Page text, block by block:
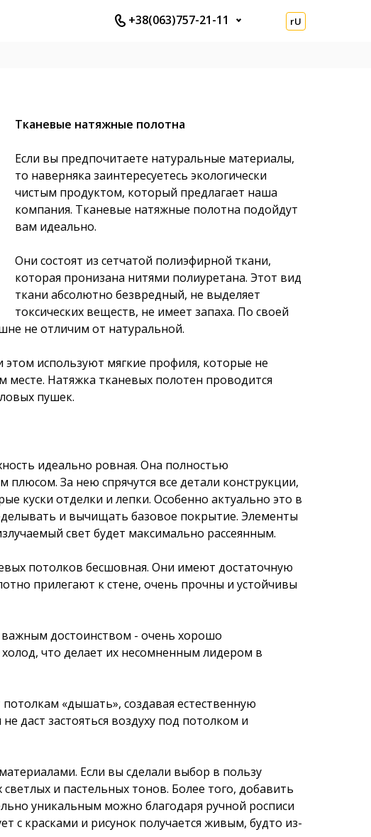
+38(063)757-21-11 rU
Тканевые натяжные полотна
Если вы предпочитаете натуральные материалы,
то наверняка заинтересуетесь экологически
чистым продуктом, который предлагает наша
компания. Тканевые натяжные полотна подойдут
вам идеально.
Они состоят из сетчатой полиэфирной ткани,
которая пронизана нитями полиуретана. Этот вид
ткани абсолютно безвредный, не выделяет
токсических веществ, не имеет запаха. По своей
не отличим от натуральной.
используют мягкие профиля, которые не
Натяжка тканевых полотен проводится
пушек.
идеально ровная. Она полностью
За нею спрячутся все детали конструкции,
куски отделки и лепки. Особенно актуально это в
и вычищать базовое покрытие. Элементы
свет будет максимально рассеянным.
потолков бесшовная. Они имеют достаточную
прилегают к стене, очень прочны и устойчивы
достоинством - очень хорошо
что делает их несомненным лидером в
«дышать», создавая естественную
даст застояться воздуху под потолком и
Если вы сделали выбор в пользу
и пастельных тонов. Более того, добавить
уникальным можно благодаря ручной росписи
с красками и рисунок получается живым, будто из-